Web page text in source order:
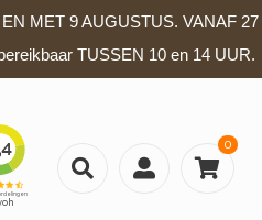
MET 9 AUGUSTUS. VANAF 27
TUSSEN 10 en 14 UUR.
0